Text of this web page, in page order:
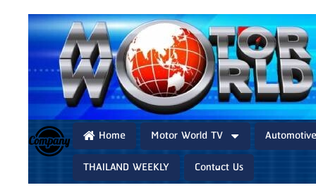
Home Motor World TV
THAILAND WEEKLY
Contact Us